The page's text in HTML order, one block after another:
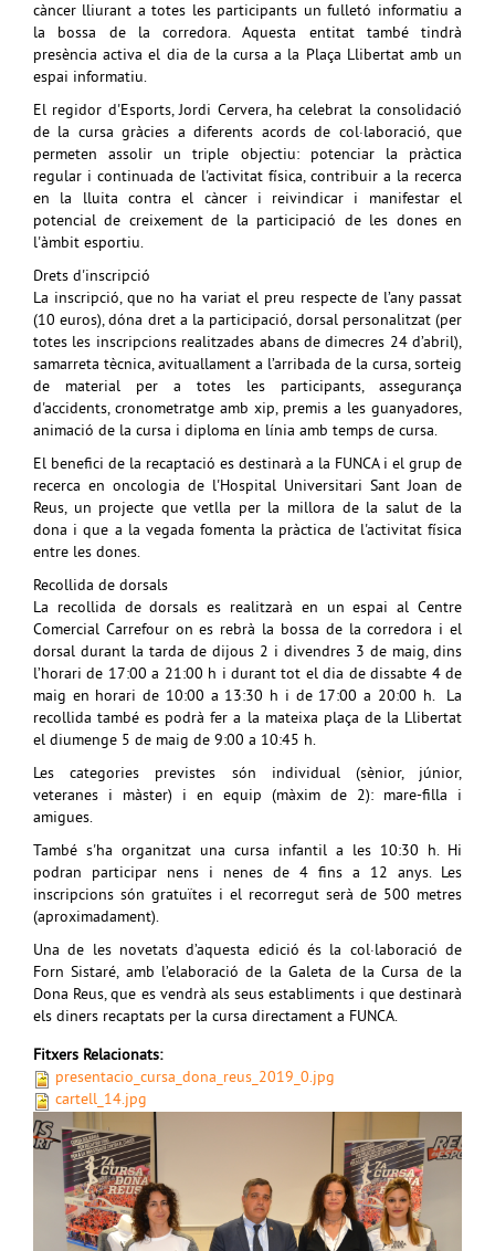
càncer lliurant a totes les participants un fulletó informatiu a
la bossa de la corredora. Aquesta entitat també tindrà
presència activa el dia de la cursa a la Plaça Llibertat amb un
espai informatiu.
El regidor d'Esports, Jordi Cervera, ha celebrat la consolidació
de la cursa gràcies a diferents acords de col·laboració, que
permeten assolir un triple objectiu: potenciar la pràctica
regular i continuada de l'activitat física, contribuir a la recerca
en la lluita contra el càncer i reivindicar i manifestar el
potencial de creixement de la participació de les dones en
l'àmbit esportiu.
Drets d'inscripció
La inscripció, que no ha variat el preu respecte de l’any passat
(10 euros), dóna dret a la participació, dorsal personalitzat (per
totes les inscripcions realitzades abans de dimecres 24 d’abril),
samarreta tècnica, avituallament a l’arribada de la cursa, sorteig
de material per a totes les participants, assegurança
d'accidents, cronometratge amb xip, premis a les guanyadores,
animació de la cursa i diploma en línia amb temps de cursa.
El benefici de la recaptació es destinarà a la FUNCA i el grup de
recerca en oncologia de l'Hospital Universitari Sant Joan de
Reus, un projecte que vetlla per la millora de la salut de la
dona i que a la vegada fomenta la pràctica de l'activitat física
entre les dones.
Recollida de dorsals
La recollida de dorsals es realitzarà en un espai al Centre
Comercial Carrefour on es rebrà la bossa de la corredora i el
dorsal durant la tarda de dijous 2 i divendres 3 de maig, dins
l’horari de 17:00 a 21:00 h i durant tot el dia de dissabte 4 de
maig en horari de 10:00 a 13:30 h i de 17:00 a 20:00 h. La
recollida també es podrà fer a la mateixa plaça de la Llibertat
el diumenge 5 de maig de 9:00 a 10:45 h.
Les categories previstes són individual (sènior, júnior,
veteranes i màster) i en equip (màxim de 2): mare-filla i
amigues.
També s'ha organitzat una cursa infantil a les 10:30 h. Hi
podran participar nens i nenes de 4 fins a 12 anys. Les
inscripcions són gratuïtes i el recorregut serà de 500 metres
(aproximadament).
Una de les novetats d’aquesta edició és la col·laboració de
Forn Sistaré, amb l’elaboració de la Galeta de la Cursa de la
Dona Reus, que es vendrà als seus establiments i que destinarà
els diners recaptats per la cursa directament a FUNCA.
Fitxers Relacionats:
presentacio_cursa_dona_reus_2019_0.jpg
cartell_14.jpg